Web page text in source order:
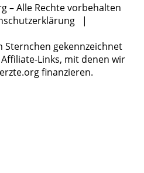
– Alle Rechte vorbehalten
|
Sternchen gekennzeichnet
Links, mit denen wir
finanzieren.